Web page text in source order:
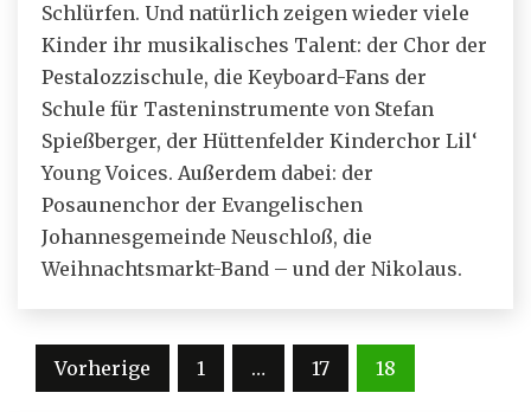
Schlürfen. Und natürlich zeigen wieder viele
Kinder ihr musikalisches Talent: der Chor der
Pestalozzischule, die Keyboard-Fans der
Schule für Tasteninstrumente von Stefan
Spießberger, der Hüttenfelder Kinderchor Lil‘
Young Voices. Außerdem dabei: der
Posaunenchor der Evangelischen
Johannesgemeinde Neuschloß, die
Weihnachtsmarkt-Band – und der Nikolaus.
Seitennummerierung
Vorherige 1 … 17 18